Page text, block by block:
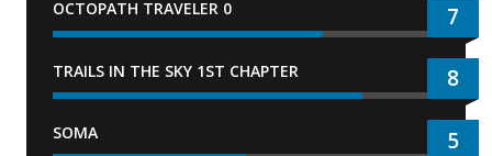
OCTOPATH TRAVELER 0 7
TRAILS IN THE SKY 1ST CHAPTER 8
SOMA 5